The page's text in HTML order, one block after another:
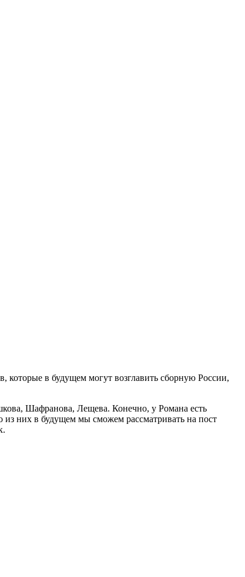
в будущем могут возглавить сборную России,
Шафранова, Лещева. Конечно, у Романа есть
них в будущем мы сможем рассматривать на пост